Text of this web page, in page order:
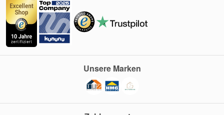
Unsere Marken